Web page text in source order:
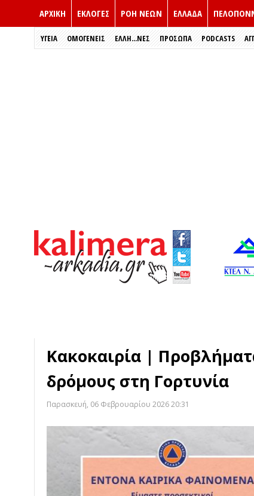
ΑΡΧΙΚΗ ΕΚΛΟΓΈΣ ΡΟΗ ΝΕΩΝ ΕΛΛΑΔΑ
ΥΓΕΙΑ ΟΜΟΓΕΝΕΙΣ ΈΛΛΗ...ΝΕΣ ΠΡΌΣΩΠΑ PODCASTS
Κακοκαιρία |
δρόμους στη Γορτυνία
Παρασκευή, 06 Φεβρουαρίου 2026 20:31